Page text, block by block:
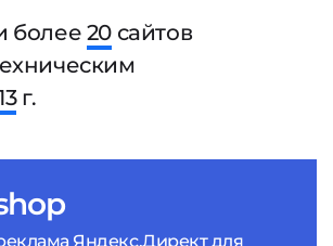
более 20 сайтов
г.
Яндекс.Директ для